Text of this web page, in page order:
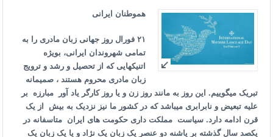
هموطنان ایرانى
٢١ فورال روز جهانى زبان مادری را به
تمامى شهروندان ایرانى، بویژه
اتنیکهایی که از تحصیل و رشد و ترویج
زبان مادری محروم هستند ، صمیمانه
تبریک میگوییم. این روز به مانند روز زن و یا روز کارگر یاد آور
مبارزه بر
علیه تبعیض و نابرابرى میباشد که در کشور ما نیز نزدیک به بیش از یک
قرن ادامه دارد. سیاست مملکت دارى حکومت هاى ایران متاسفانه در
یکصد سال گذشته بر پاشنه دو عنصر یک زبان یک نژاد و یا یک زبان یک